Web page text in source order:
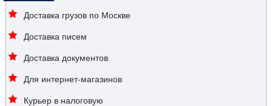
Доставка грузов по Москве
Доставка писем
Доставка документов
Для интернет-магазинов
Курьер в налоговую